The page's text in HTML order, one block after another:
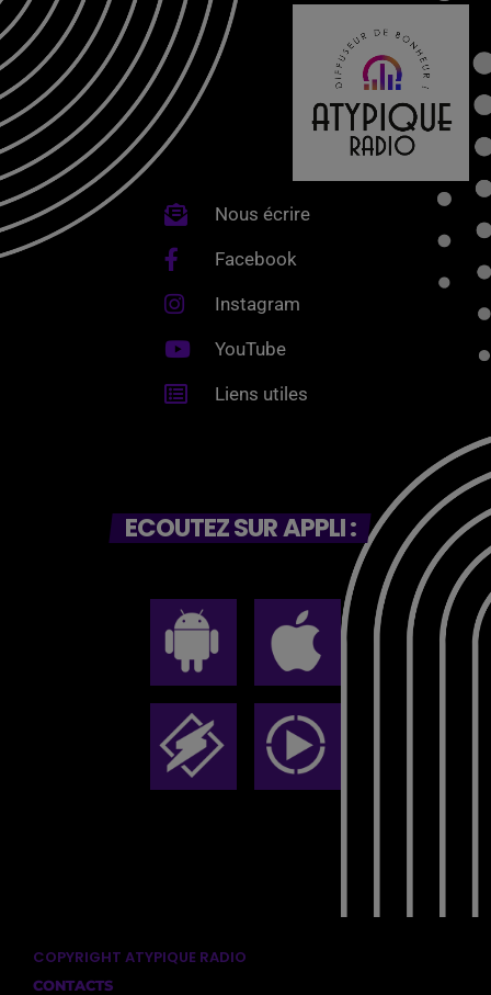
Nous écrire
Facebook
Instagram
YouTube
Liens utiles
ECOUTEZ SUR APPLI :
COPYRIGHT ATYPIQUE RADIO
CONTACTS